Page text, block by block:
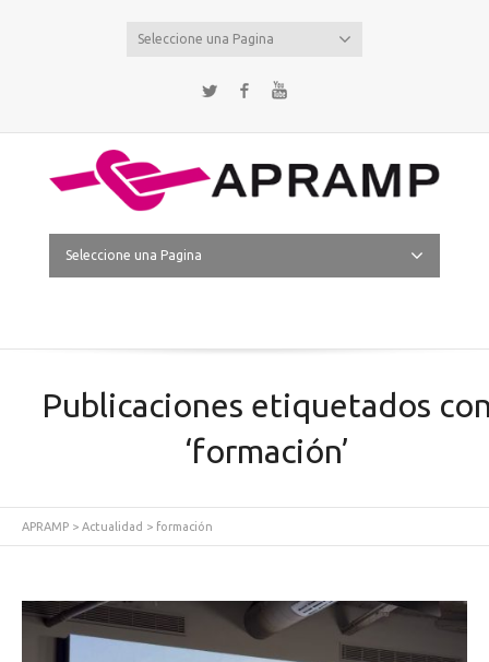
Seleccione una Pagina
Twitter Facebook
Seleccione una Pagina
Publicaciones etiquetados
‘formación’
APRAMP > Actualidad > formación